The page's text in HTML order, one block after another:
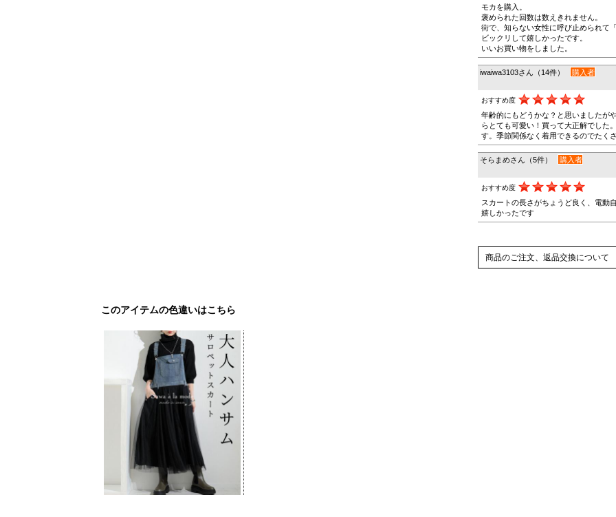
モカを購入。
褒められた回数は数えきれません。
街で、知らない女性に呼び止められて
ビックリして嬉しかったです。
いいお買い物をしました。
iwaiwa3103さん（14件） 購入者
おすすめ度
年齢的にもどうかな？と思いましたが
らとても可愛い！買って大正解でした
す。季節関係なく着用できるのでたく
そらまめさん（5件） 購入者
おすすめ度
スカートの長さがちょうど良く、電動
嬉しかったです
商品のご注文、返品交換について
このアイテムの色違いはこちら